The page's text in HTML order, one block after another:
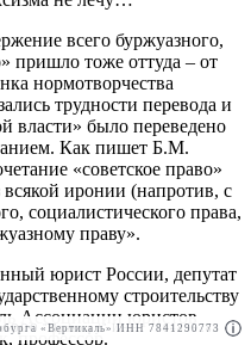
всего буржуазного,
пришло тоже оттуда – от
нормотворчества
трудности перевода и
власти» было переведено
Как пишет Б.М.
«советское право»
иронии (напротив, с
социалистического права,
праву».
юрист России, депутат
строительству
Ассоциации юристов
профессор.
ООО "Право.ру" ИНН: 7704835288
«Вертикаль» ИНН 7841290773